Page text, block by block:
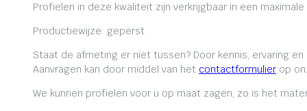
Profielen in deze kwaliteit zijn verkrijgbaar in een
Productiewijze: geperst
Staat de afmeting er niet tussen? Door kennis, ervaring
Aanvragen kan door middel van het contactformulier op
We kunnen profielen voor u op maat zagen, zo is het